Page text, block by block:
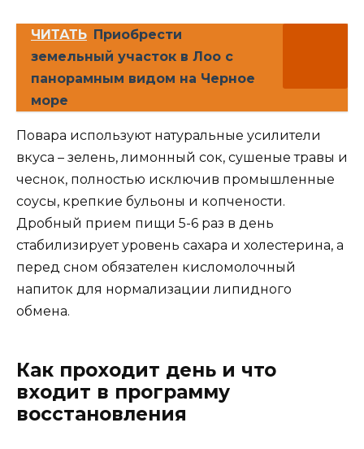
ЧИТАТЬ Приобрести
земельный участок в Лоо с
панорамным видом на Черное
море
Повара используют натуральные усилители
вкуса – зелень, лимонный сок, сушеные травы и
чеснок, полностью исключив промышленные
соусы, крепкие бульоны и копчености.
Дробный прием пищи 5-6 раз в день
стабилизирует уровень сахара и холестерина, а
перед сном обязателен кисломолочный
напиток для нормализации липидного
обмена.
Как проходит день и что
входит в программу
восстановления